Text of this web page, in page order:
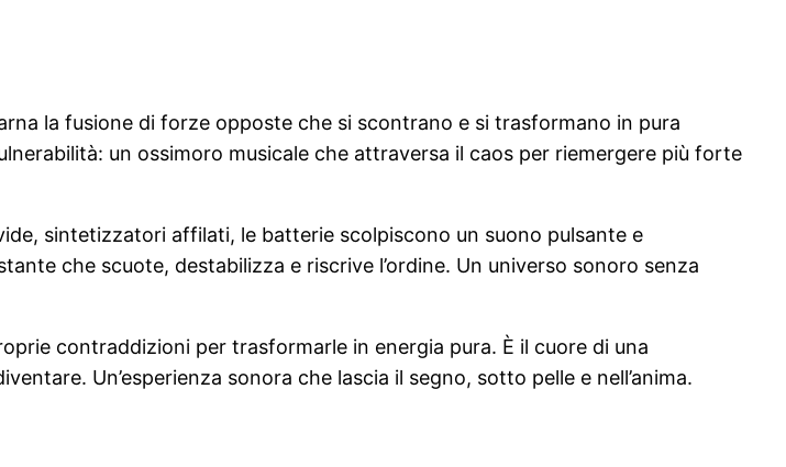
la fusione di forze opposte che si scontrano e si trasformano in pura
un ossimoro musicale che attraversa il caos per riemergere più forte
sintetizzatori affilati, le batterie scolpiscono un suono pulsante e
che scuote, destabilizza e riscrive l’ordine. Un universo sonoro senza
contraddizioni per trasformarle in energia pura. È il cuore di una
Un’esperienza sonora che lascia il segno, sotto pelle e nell’anima.